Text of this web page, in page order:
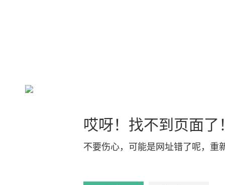
哎呀！找不到页面了
不要伤心，可能是网址错了呢，重